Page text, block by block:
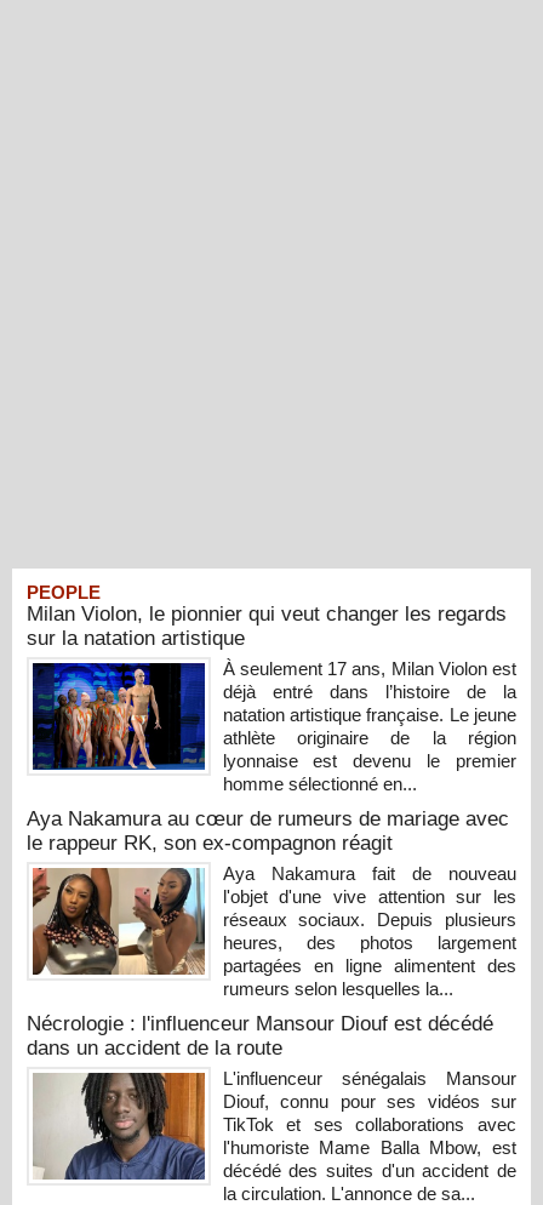
PEOPLE
Milan Violon, le pionnier qui veut changer les regards
sur la natation artistique
À seulement 17 ans, Milan Violon est
déjà entré dans l’histoire de la
natation artistique française. Le jeune
athlète originaire de la région
lyonnaise est devenu le premier
homme sélectionné en...
Aya Nakamura au cœur de rumeurs de mariage avec
le rappeur RK, son ex-compagnon réagit
Aya Nakamura fait de nouveau
l'objet d'une vive attention sur les
réseaux sociaux. Depuis plusieurs
heures, des photos largement
partagées en ligne alimentent des
rumeurs selon lesquelles la...
Nécrologie : l'influenceur Mansour Diouf est décédé
dans un accident de la route
L'influenceur sénégalais Mansour
Diouf, connu pour ses vidéos sur
TikTok et ses collaborations avec
l'humoriste Mame Balla Mbow, est
décédé des suites d'un accident de
la circulation. L'annonce de sa...